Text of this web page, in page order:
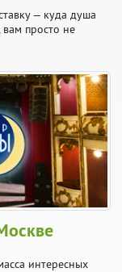
— куда душа
просто не
интересных